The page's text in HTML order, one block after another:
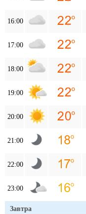
16:00
17:00
18:00
19:00
20:00
21:00
22:00
23:00
Завтра